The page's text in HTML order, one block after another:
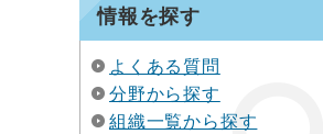
情報を探す
よくある質問
分野から探す
組織一覧から探す